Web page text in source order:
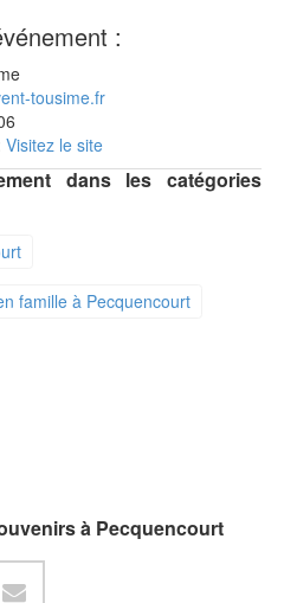
:
tousime.fr
Visitez le site
dans les catégories
famille à Pecquencourt
à Pecquencourt